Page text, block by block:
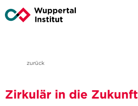
zurück
Zirkulär in die Zukunft